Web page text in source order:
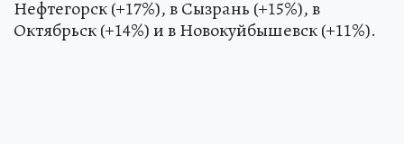
Нефтегорск (+17%), в Сызрань (+15%), в
Октябрьск (+14%) и в Новокуйбышевск (+11%).